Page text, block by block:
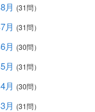
月 (31問）
月 (31問）
月 (30問）
月 (31問）
月 (30問）
月 (31問）